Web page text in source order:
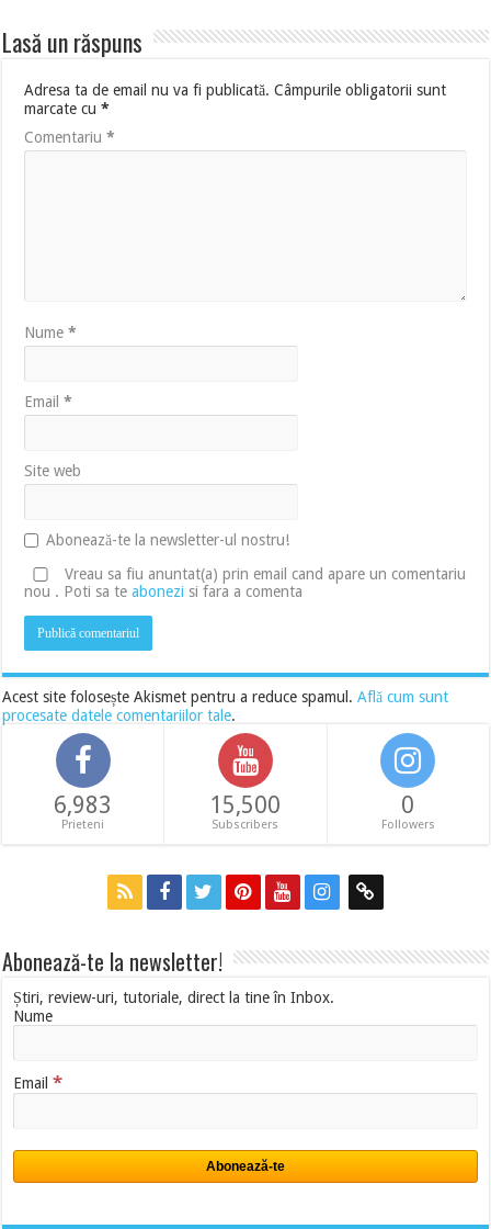
Lasă un răspuns
Adresa ta de email nu va fi publicată. Câmpurile obligatorii sunt
marcate cu*
Comentariu*
Nume*
Email*
Site web
Abonează-te la newsletter-ul nostru!
Vreau sa fiu anuntat(a) prin email cand apare un comentariu
nou . Poti sa teabonezi si fara a comenta
Acest site folosește Akismet pentru a reduce spamul.Află cum sunt
procesate datele comentariilor tale.
6,983
Prieteni
15,500
Subscribers
0
Followers
Abonează-te la newsletter!
Știri, review-uri, tutoriale, direct la tine în Inbox.
Nume
Email*